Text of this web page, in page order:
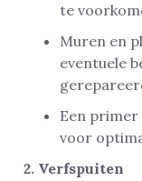
te
Muren en
eventuele
Een
voor
2. Verfspuiten